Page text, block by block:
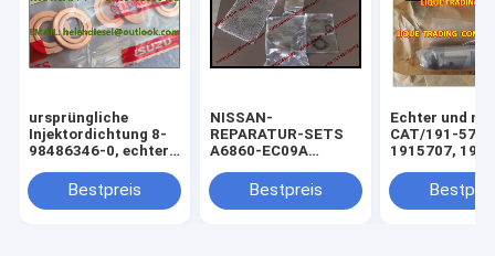
ursprüngliche
Injektordichtung 8-
98486346-0, echter
versiegelt
8984863460
Bestpreis
NISSAN-
REPARATUR-SETS
A6860-EC09A
Saugregelventil
294009-0260,
Bestpreis
Echter und
CAT/191-
1915707, 191
WIE